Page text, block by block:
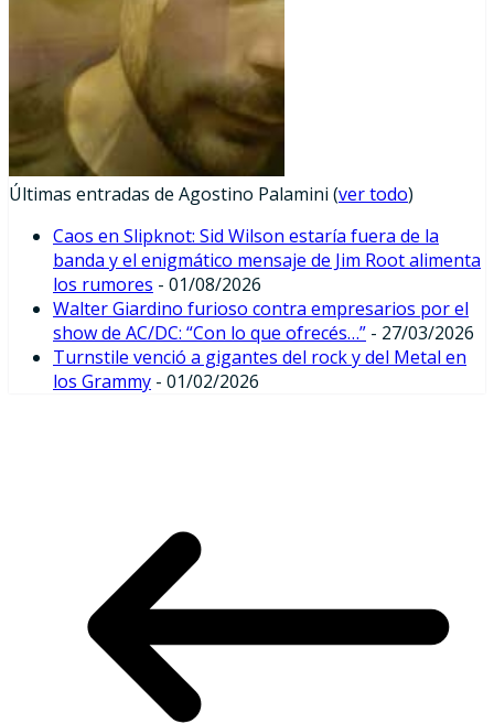
Últimas entradas de Agostino Palamini (ver todo)
Caos en Slipknot: Sid Wilson estaría fuera de la
banda y el enigmático mensaje de Jim Root alimenta
los rumores - 01/08/2026
Walter Giardino furioso contra empresarios por el
show de AC/DC: “Con lo que ofrecés…” - 27/03/2026
Turnstile venció a gigantes del rock y del Metal en
los Grammy - 01/02/2026